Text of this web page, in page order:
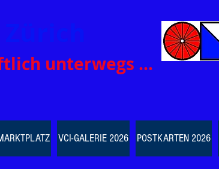
unterwegs …
VCI-GALERIE 2026 POSTKARTEN 2026